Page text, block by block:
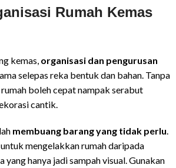
Rumah Kemas
kemas, organisasi dan pengurusan
selepas reka bentuk dan bahan. Tanpa
boleh cepat nampak serabut
cantik.
membuang barang yang tidak perlu
mengelakkan rumah daripada
yang hanya jadi sampah visual. Gunakan